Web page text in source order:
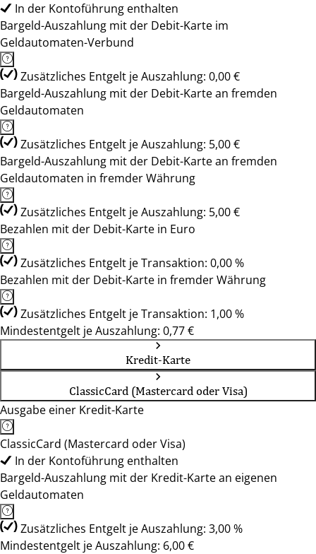
In der Kontoführung enthalten
Bargeld-Auszahlung mit der Debit-Karte im
Geldautomaten-Verbund
Zusätzliches Entgelt je Auszahlung: 0,00 €
Bargeld-Auszahlung mit der Debit-Karte an fremden
Geldautomaten
Zusätzliches Entgelt je Auszahlung: 5,00 €
Bargeld-Auszahlung mit der Debit-Karte an fremden
Geldautomaten in fremder Währung
Zusätzliches Entgelt je Auszahlung: 5,00 €
Bezahlen mit der Debit-Karte in Euro
Zusätzliches Entgelt je Transaktion: 0,00 %
Bezahlen mit der Debit-Karte in fremder Währung
Zusätzliches Entgelt je Transaktion: 1,00 %
Mindestentgelt je Auszahlung: 0,77 €
Kredit-Karte
ClassicCard (Mastercard oder Visa)
Ausgabe einer Kredit-Karte
ClassicCard (Mastercard oder Visa)
In der Kontoführung enthalten
Bargeld-Auszahlung mit der Kredit-Karte an eigenen
Geldautomaten
Zusätzliches Entgelt je Auszahlung: 3,00 %
Mindestentgelt je Auszahlung: 6,00 €